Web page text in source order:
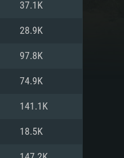
37.1K
28.9K
97.8K
74.9K
141.1K
18.5K